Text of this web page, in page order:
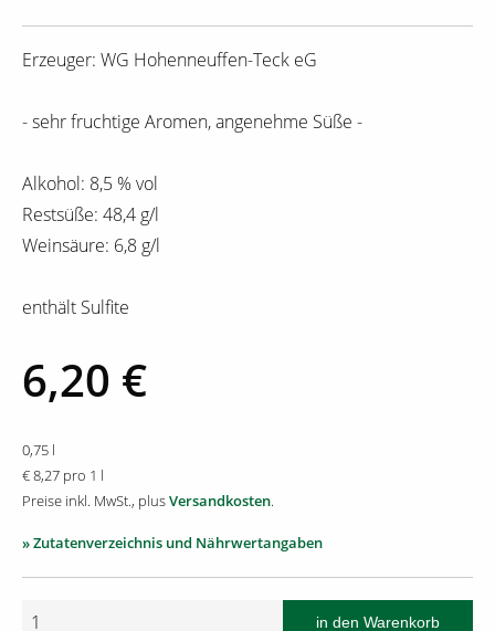
Erzeuger: WG Hohenneuffen-Teck eG
- sehr fruchtige Aromen, angenehme Süße -
Alkohol: 8,5 % vol
Restsüße: 48,4 g/l
Weinsäure: 6,8 g/l
enthält Sulfite
6,20 €
0,75 l
€ 8,27 pro 1 l
Preise inkl. MwSt., plusVersandkosten.
» Zutatenverzeichnis und Nährwertangaben